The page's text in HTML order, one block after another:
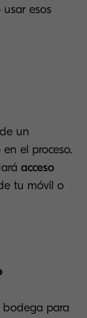
esos
un
el proceso.
acceso
tu móvil o
bodega para